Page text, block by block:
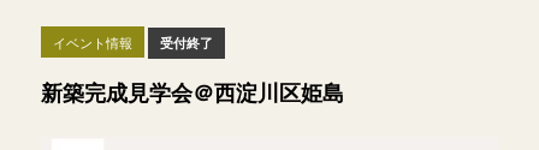
イベント情報 受付終了
新築完成見学会＠西淀川区姫島